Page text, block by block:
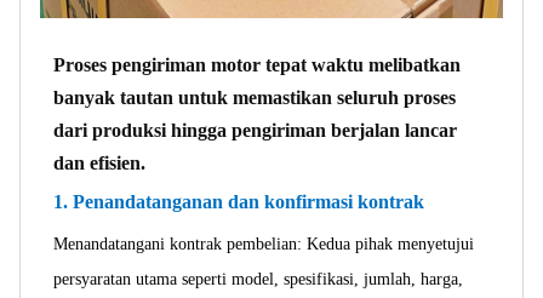
Proses pengiriman motor tepat waktu melibatkan
banyak tautan untuk memastikan seluruh proses
dari produksi hingga pengiriman berjalan lancar
dan efisien.
1. Penandatanganan dan konfirmasi kontrak
Menandatangani kontrak pembelian: Kedua pihak menyetujui
persyaratan utama seperti model, spesifikasi, jumlah, harga,